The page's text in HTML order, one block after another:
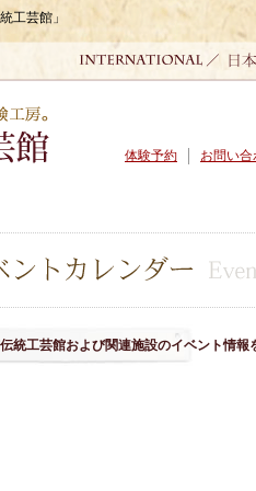
工芸館」
体験予約 お問い合
統工芸館および関連施設のイベント情報